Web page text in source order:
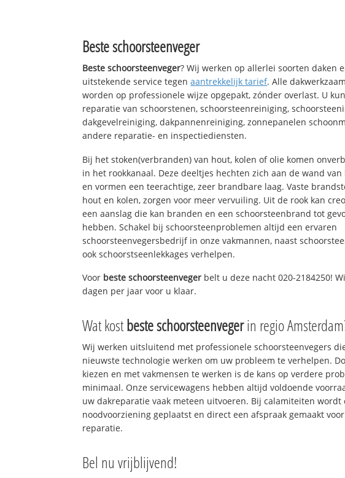
Beste schoorsteenveger
Beste schoorsteenveger? Wij werken op allerlei soorten daken
uitstekende service tegenaantrekkelijk tarief. Alle
worden op professionele wijze opgepakt, zónder overlast. U
reparatie van schoorstenen, schoorsteenreiniging,
dakgevelreiniging, dakpannenreiniging, zonnepanelen
andere reparatie- en inspectiediensten.
Bij het stoken(verbranden) van hout, kolen of olie komen
in het rookkanaal. Deze deeltjes hechten zich aan de wand van
en vormen een teerachtige, zeer brandbare laag. Vaste
hout en kolen, zorgen voor meer vervuiling. Uit de rook kan
een aanslag die kan branden en een schoorsteenbrand tot
hebben. Schakel bij schoorsteenproblemen altijd een ervaren
schoorsteenvegersbedrijf in onze vakmannen, naast
ook schoorstseenlekkages verhelpen.
Voor beste schoorsteenveger belt u deze nacht 020-2184250!
dagen per jaar voor u klaar.
Wat kostbeste schoorsteenvegerin regio
Wij werken uitsluitend met professionele schoorsteenvegers
nieuwste technologie werken om uw probleem te verhelpen.
kiezen en met vakmensen te werken is de kans op verdere
minimaal. Onze servicewagens hebben altijd voldoende
uw dakreparatie vaak meteen uitvoeren. Bij calamiteiten wordt
noodvoorziening geplaatst en direct een afspraak gemaakt
reparatie.
Bel nu vrijblijvend!